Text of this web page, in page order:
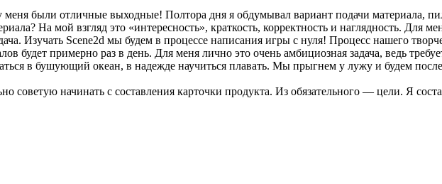
были отличные выходные! Полтора дня я обдумывал вариант подачи материала,
На мой взгляд это «интересность», краткость, корректность и наглядность.
Изучать Scene2d мы будем в процессе написания игры с нуля! Процесс нашего
будет примерно раз в день. Для меня лично это очень амбициозная задача, ведь
в бушующий океан, в надежде научиться плавать. Мы прыгнем у лужу и будем
советую начинать с составления карточки продукта. Из обязательного — цели. Я